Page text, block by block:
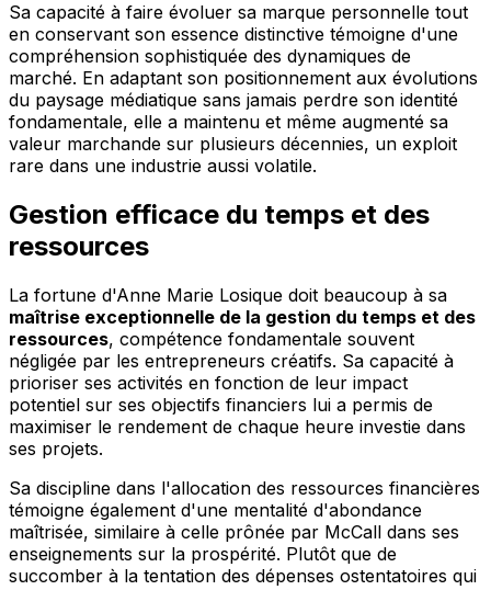
Sa capacité à faire évoluer sa marque personnelle tout
en conservant son essence distinctive témoigne d'une
compréhension sophistiquée des dynamiques de
marché. En adaptant son positionnement aux évolutions
du paysage médiatique sans jamais perdre son identité
fondamentale, elle a maintenu et même augmenté sa
valeur marchande sur plusieurs décennies, un exploit
rare dans une industrie aussi volatile.
Gestion efficace du temps et des
ressources
La fortune d'Anne Marie Losique doit beaucoup à sa
maîtrise exceptionnelle de la gestion du temps et des
ressources, compétence fondamentale souvent
négligée par les entrepreneurs créatifs. Sa capacité à
prioriser ses activités en fonction de leur impact
potentiel sur ses objectifs financiers lui a permis de
maximiser le rendement de chaque heure investie dans
ses projets.
Sa discipline dans l'allocation des ressources financières
témoigne également d'une mentalité d'abondance
maîtrisée, similaire à celle prônée par McCall dans ses
enseignements sur la prospérité. Plutôt que de
succomber à la tentation des dépenses ostentatoires qui